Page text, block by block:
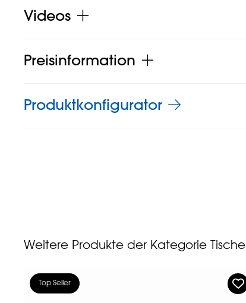
Videos
Preisinformation
Produktkonfigurator
Weitere Produkte der Kategorie Tische
Top Seller